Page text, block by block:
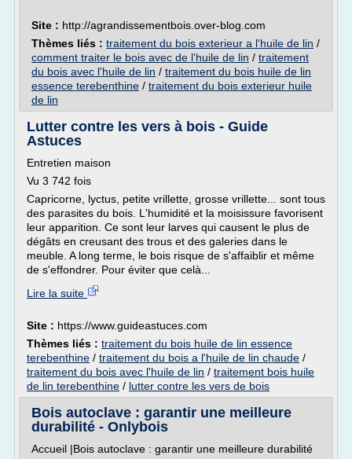
Site : http://agrandissementbois.over-blog.com
Thèmes liés : traitement du bois exterieur a l'huile de lin /
comment traiter le bois avec de l'huile de lin / traitement
du bois avec l'huile de lin / traitement du bois huile de lin
essence terebenthine / traitement du bois exterieur huile
de lin
Lutter contre les vers à bois - Guide
Astuces
Entretien maison
Vu 3 742 fois
Capricorne, lyctus, petite vrillette, grosse vrillette... sont tous
des parasites du bois. L'humidité et la moisissure favorisent
leur apparition. Ce sont leur larves qui causent le plus de
dégâts en creusant des trous et des galeries dans le
meuble. A long terme, le bois risque de s'affaiblir et même
de s'effondrer. Pour éviter que celà...
Lire la suite
Site : https://www.guideastuces.com
Thèmes liés : traitement du bois huile de lin essence
terebenthine / traitement du bois a l'huile de lin chaude /
traitement du bois avec l'huile de lin / traitement bois huile
de lin terebenthine / lutter contre les vers de bois
Bois autoclave : garantir une meilleure
durabilité - Onlybois
Accueil |Bois autoclave : garantir une meilleure durabilité